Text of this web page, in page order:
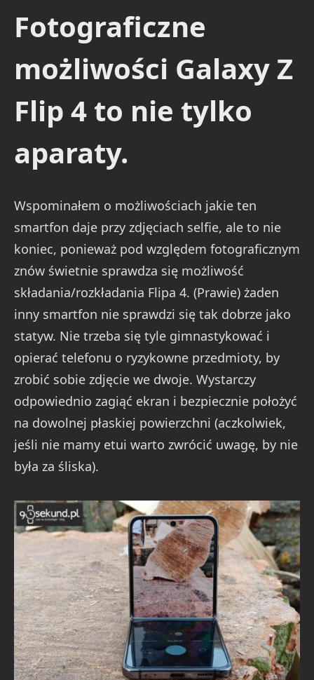
Fotograficzne
możliwości Galaxy Z
Flip 4 to nie tylko
aparaty.
Wspominałem o możliwościach jakie ten
smartfon daje przy zdjęciach selfie, ale to nie
koniec, ponieważ pod względem fotograficznym
znów świetnie sprawdza się możliwość
składania/rozkładania Flipa 4. (Prawie) żaden
inny smartfon nie sprawdzi się tak dobrze jako
statyw. Nie trzeba się tyle gimnastykować i
opierać telefonu o ryzykowne przedmioty, by
zrobić sobie zdjęcie we dwoje. Wystarczy
odpowiednio zagiąć ekran i bezpiecznie położyć
na dowolnej płaskiej powierzchni (aczkolwiek,
jeśli nie mamy etui warto zwrócić uwagę, by nie
była za śliska).